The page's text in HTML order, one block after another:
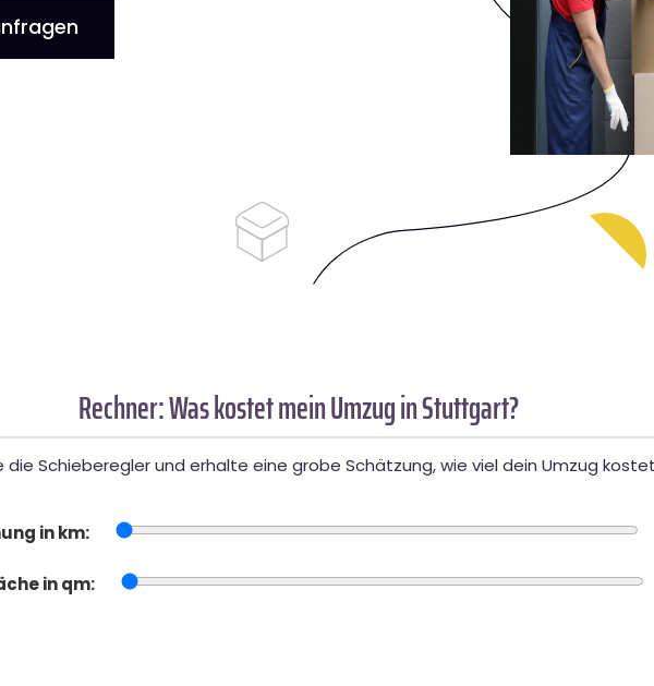
Rechner: Was kostet mein Umzug in Stuttgart?
die Schieberegler und erhalte eine grobe Schätzung, wie viel dein Umzug
in km:
in qm: